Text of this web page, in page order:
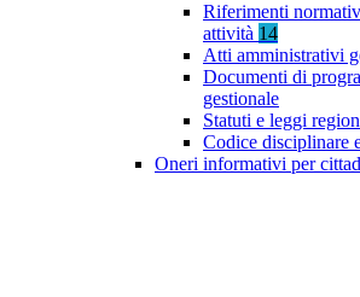
Riferimenti
attività 14
Atti amministrativi
Documenti di
gestionale
Statuti e leggi
Codice disciplinare
Oneri informativi per